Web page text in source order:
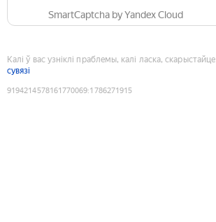
SmartCaptcha by Yandex Cloud
Калі ў вас узніклі праблемы, калі ласка, скарыстайце
сувязі
9194214578161770069:1786271915